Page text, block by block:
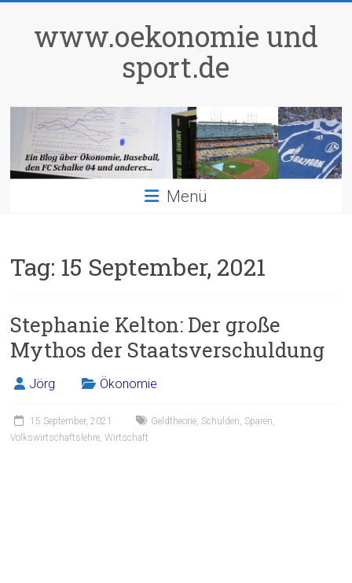
springenwww.oekonomie und
sport.de
Menü
Tag: 15 September, 2021
Stephanie Kelton: Der große
Mythos der Staatsverschuldung
Jörg Ökonomie
15 September, 2021 Geldtheorie, Schulden, Sparen,
Volkswirtschaftslehre,Wirtschaft